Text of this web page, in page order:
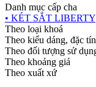
Danh mục cấp cha
• KÉT SẮT LIBERTY
Theo loại khoá
Theo kiểu dáng, đặc
Theo đối tượng sử
Theo khoảng giá
Theo xuất xứ